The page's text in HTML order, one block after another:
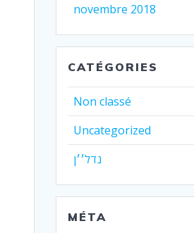
novembre 2018
CATÉGORIES
Non classé
Uncategorized
נדל׳׳ן
MÉTA